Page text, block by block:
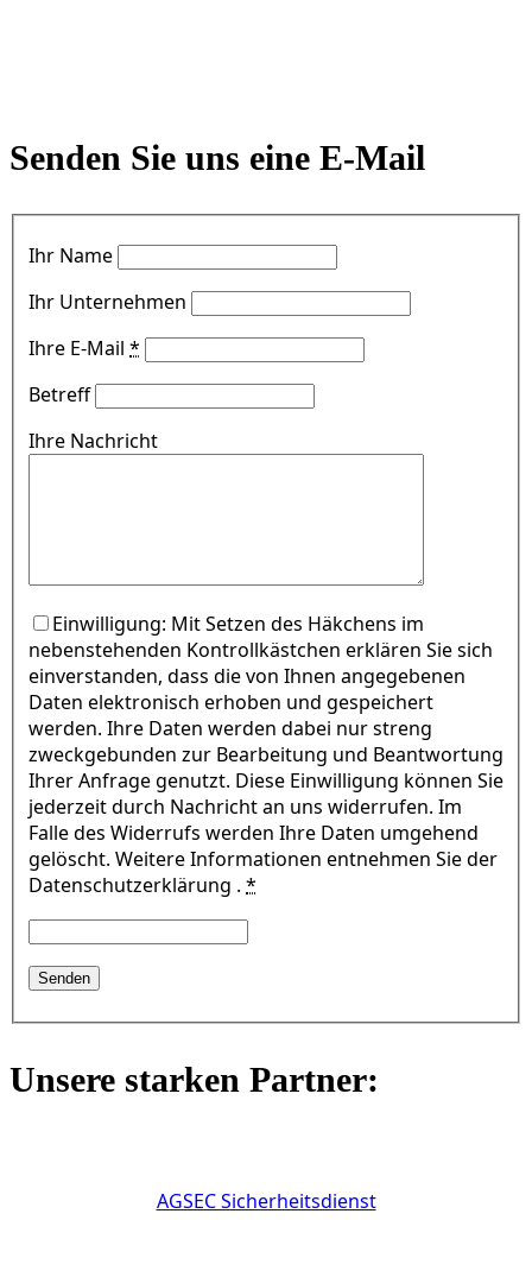
Senden Sie uns eine E-Mail
Ihr Name
Ihr Unternehmen
Ihre E-Mail *
Betreff
Ihre Nachricht
Einwilligung: Mit Setzen des Häkchens im
nebenstehenden Kontrollkästchen erklären Sie sich
einverstanden, dass die von Ihnen angegebenen
Daten elektronisch erhoben und gespeichert
werden. Ihre Daten werden dabei nur streng
zweckgebunden zur Bearbeitung und Beantwortung
Ihrer Anfrage genutzt. Diese Einwilligung können Sie
jederzeit durch Nachricht an uns widerrufen. Im
Falle des Widerrufs werden Ihre Daten umgehend
gelöscht. Weitere Informationen entnehmen Sie der
Datenschutzerklärung . *
Unsere starken Partner:
AGSEC Sicherheitsdienst